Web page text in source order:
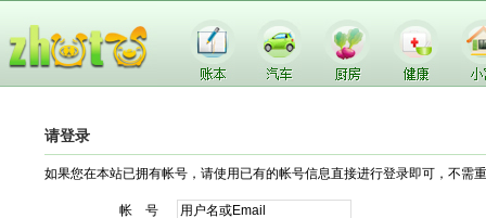
请登录
如果您在本站已拥有帐号，请使用已有的帐号信息直接进行登录即可，不需
帐 号